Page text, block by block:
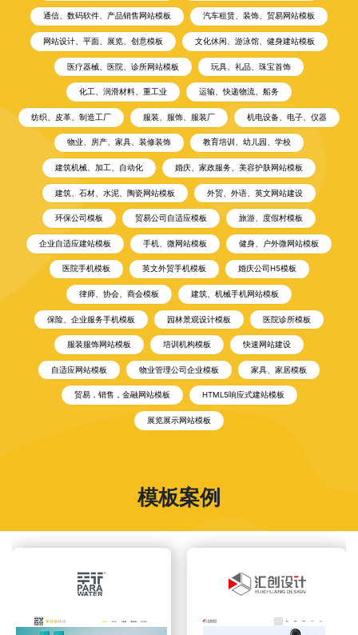
通信、数码软件、产品销售网站模板 汽车租赁、装饰、贸易网站模板
网站设计、平面、展览、创意模板 文化休闲、游泳馆、健身建站模板
医疗器械、医院、诊所网站模板 玩具、礼品、珠宝首饰
化工、润滑材料、重工业 运输、快递物流、船务
纺织、皮革、制造工厂 服装、服饰、服装厂 机电设备、电子、仪器
物业、房产、家具、装修装饰 教育培训、幼儿园、学校
建筑机械、加工、自动化 婚庆、家政服务、美容护肤网站模板
建筑、石材、水泥、陶瓷网站模板 外贸、外语、英文网站建设
环保公司模板 贸易公司自适应模板 旅游、度假村模板
企业自适应建站模板 手机、微网站模板 健身、户外微网站模板
医院手机模板 英文外贸手机模板 婚庆公司H5模板
律师、协会、商会模板 建筑、机械手机网站模板
保险、企业服务手机模板 园林景观设计模板 医院诊所模板
服装服饰网站模板 培训机构模板 快速网站建设
自适应网站模板 物业管理公司企业模板 家具、家居模板
贸易，销售，金融网站模板 HTML5响应式建站模板
展览展示网站模板
模板案例